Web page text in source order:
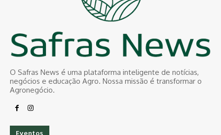
O Safras News é uma plataforma inteligente de notícias,
negócios e educação Agro. Nossa missão é transformar o
Agronegócio.
Eventos